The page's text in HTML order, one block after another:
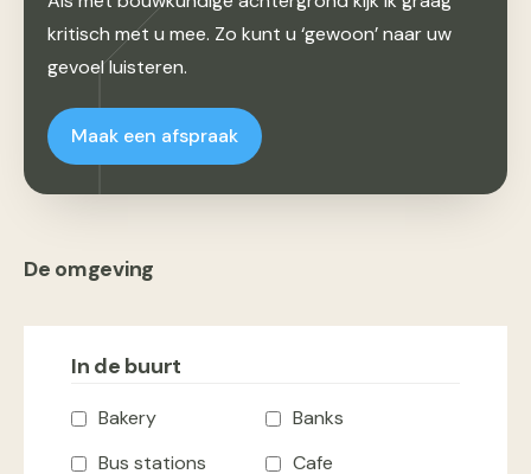
kritisch met u mee. Zo kunt u ‘gewoon’ naar uw
gevoel luisteren.
Maak een afspraak
De omgeving
In de buurt
Bakery
Banks
Bus stations
Cafe